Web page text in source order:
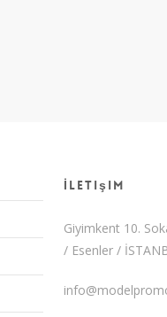
İletişim
Giyimkent 10.
/ Esenler /